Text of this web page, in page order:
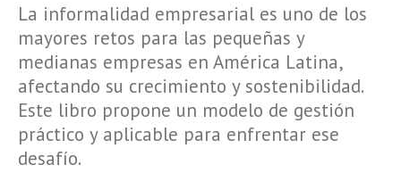
La informalidad empresarial es uno de los
mayores retos para las pequeñas y
medianas empresas en América Latina,
afectando su crecimiento y sostenibilidad.
Este libro propone un modelo de gestión
práctico y aplicable para enfrentar ese
desafío.